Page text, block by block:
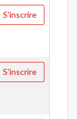
S'inscrire
S'inscrire